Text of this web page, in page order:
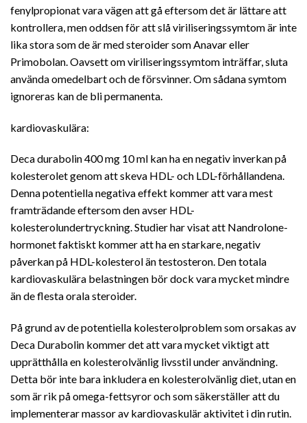
fenylpropionat vara vägen att gå eftersom det är lättare att
kontrollera, men oddsen för att slå viriliseringssymtom är inte
lika stora som de är med steroider som Anavar eller
Primobolan. Oavsett om viriliseringssymtom inträffar, sluta
använda omedelbart och de försvinner. Om sådana symtom
ignoreras kan de bli permanenta.
kardiovaskulära:
Deca durabolin 400 mg 10 ml kan ha en negativ inverkan på
kolesterolet genom att skeva HDL- och LDL-förhållandena.
Denna potentiella negativa effekt kommer att vara mest
framträdande eftersom den avser HDL-
kolesterolundertryckning. Studier har visat att Nandrolone-
hormonet faktiskt kommer att ha en starkare, negativ
påverkan på HDL-kolesterol än testosteron. Den totala
kardiovaskulära belastningen bör dock vara mycket mindre
än de flesta orala steroider.
På grund av de potentiella kolesterolproblem som orsakas av
Deca Durabolin kommer det att vara mycket viktigt att
upprätthålla en kolesterolvänlig livsstil under användning.
Detta bör inte bara inkludera en kolesterolvänlig diet, utan en
som är rik på omega-fettsyror och som säkerställer att du
implementerar massor av kardiovaskulär aktivitet i din rutin.